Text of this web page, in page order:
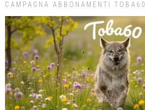
CAMPAGNA ABBONAMENTI TOBA60